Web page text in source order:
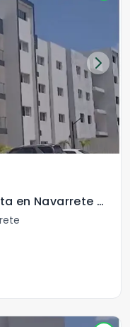
Apartamento Nuevo en Venta en Navarrete Santiago